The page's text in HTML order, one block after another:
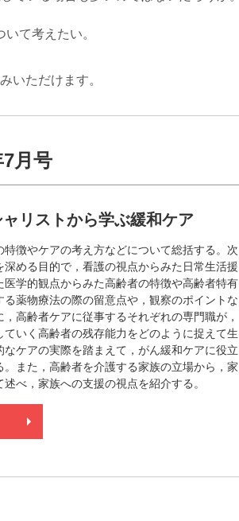
て考えたい。
いただけます。
月号
リストから学ぶ緩和ケア
徴やケアの考え方などについて総括する。次
める目的で，看護の視点からみた日常生活援
学的観点からみた高齢者の特徴や高齢者特有
薬物療法の際の留意点や，観察のポイントな
高齢者ケアに従事するそれぞれの専門職が，
いく高齢者の残存能力をどのように捉えて生
ケアの実際を踏まえて，がん緩和ケアに役立
また，高齢者を介護する家族の立場から，家
べ，家族への支援の視点を紹介する。